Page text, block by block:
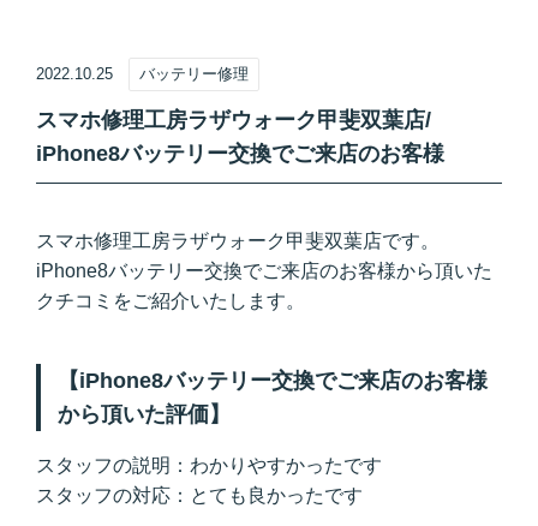
2022.10.25 バッテリー修理
スマホ修理工房ラザウォーク甲斐双葉店/
iPhone8バッテリー交換でご来店のお客様
スマホ修理工房ラザウォーク甲斐双葉店です。
iPhone8バッテリー交換でご来店のお客様から頂いた
クチコミをご紹介いたします。
【iPhone8バッテリー交換でご来店のお客様
から頂いた評価】
スタッフの説明：わかりやすかったです
スタッフの対応：とても良かったです